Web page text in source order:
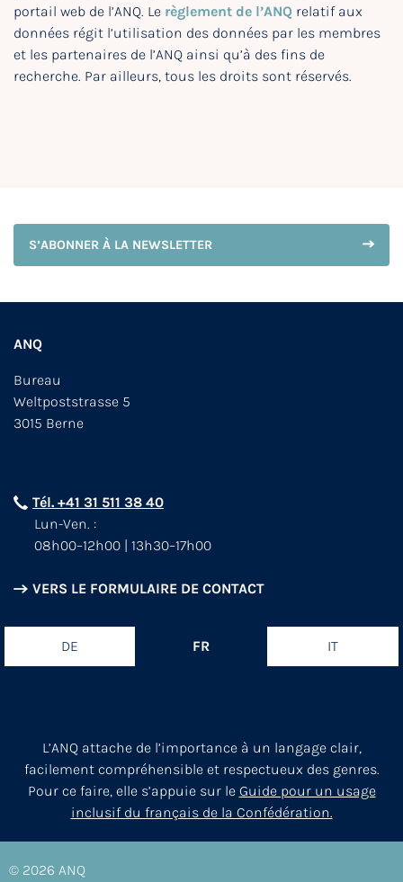
portail web de l’ANQ. Le règlement de l’ANQ relatif aux
données régit l’utilisation des données par les membres
et les partenaires de l’ANQ ainsi qu’à des fins de
recherche. Par ailleurs, tous les droits sont réservés.
S’ABONNER À LA NEWSLETTER
ANQ
Bureau
Weltpoststrasse 5
3015 Berne
Tél. +41 31 511 38 40
Lun-Ven. :
08h00–12h00 | 13h30–17h00
VERS LE FORMULAIRE DE CONTACT
DE FR IT
L’ANQ attache de l’importance à un langage clair,
facilement compréhensible et respectueux des genres.
Pour ce faire, elle s’appuie sur le Guide pour un usage
inclusif du français de la Confédération.
© 2026 ANQ